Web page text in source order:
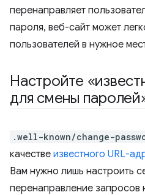
перенаправляет
пароля, веб-сайт может
пользователей в нужное
Настройте
для смены
.well-known/change-
качестве известного URL-
Вам нужно лишь настроить
перенаправление запросов